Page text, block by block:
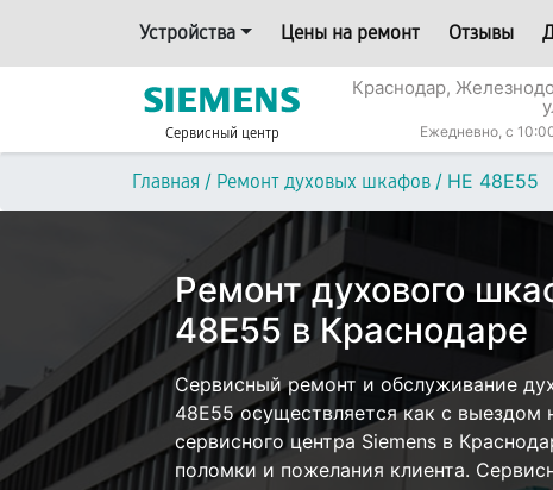
Устройства Цены на ремонт Отзывы
Сервисный центр
Краснодар,
Ежедневно, с
Главная / Ремонт духовых шкафов / HE 48E55
Ремонт духового
48E55 в Краснодаре
Сервисный ремонт и обслуживание
48E55 осуществляется как с выездом
сервисного центра Siemens в
поломки и пожелания клиента.